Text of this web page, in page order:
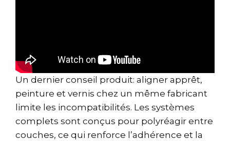
Un dernier conseil produit: aligner apprêt,
peinture et vernis chez un même fabricant
limite les incompatibilités. Les systèmes
complets sont conçus pour polyréagir entre
couches, ce qui renforce l’adhérence et la